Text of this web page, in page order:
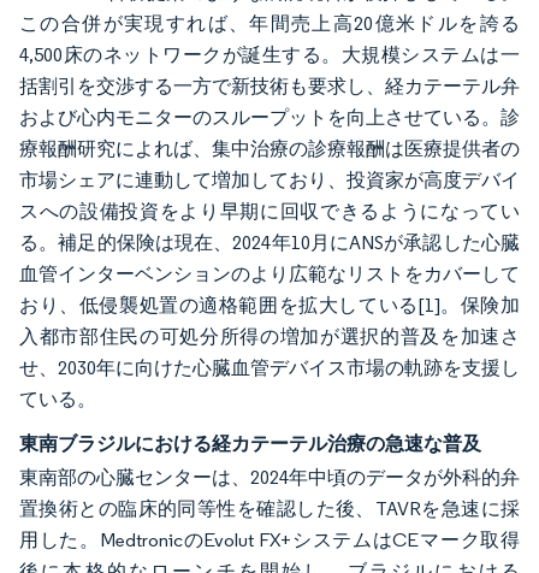
この合併が実現すれば、年間売上高20億米ドルを誇る
4,500床のネットワークが誕生する。大規模システムは一
括割引を交渉する一方で新技術も要求し、経カテーテル弁
および心内モニターのスループットを向上させている。診
療報酬研究によれば、集中治療の診療報酬は医療提供者の
市場シェアに連動して増加しており、投資家が高度デバイ
スへの設備投資をより早期に回収できるようになってい
る。補足的保険は現在、2024年10月にANSが承認した心臓
血管インターベンションのより広範なリストをカバーして
おり、低侵襲処置の適格範囲を拡大している[1]。保険加
入都市部住民の可処分所得の増加が選択的普及を加速さ
せ、2030年に向けた心臓血管デバイス市場の軌跡を支援し
ている。
東南ブラジルにおける経カテーテル治療の急速な普及
東南部の心臓センターは、2024年中頃のデータが外科的弁
置換術との臨床的同等性を確認した後、TAVRを急速に採
用した。MedtronicのEvolut FX+システムはCEマーク取得